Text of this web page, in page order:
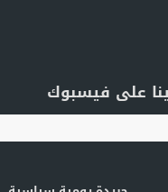
على فيسبوك